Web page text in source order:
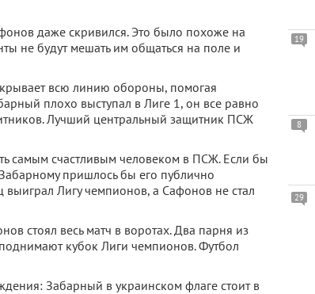
даже скривился. Это было похоже на
не будут мешать им общаться на поле и
всю линию обороны, помогая
плохо выступал в Лиге 1, он все равно
Лучший центральный защитник ПСЖ
самым счастливым человеком в ПСЖ. Если бы
пришлось бы его публично
выиграл Лигу чемпионов, а Сафонов не стал
стоял весь матч в воротах. Два парня из
кубок Лиги чемпионов. Футбол
Забарный в украинском флаге стоит в
19
8
29